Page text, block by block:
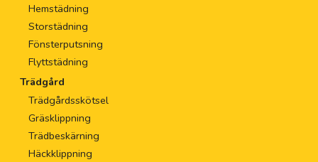
Hemstädning
Storstädning
Fönsterputsning
Flyttstädning
Trädgård
Trädgårdsskötsel
Gräsklippning
Trädbeskärning
Häckklippning